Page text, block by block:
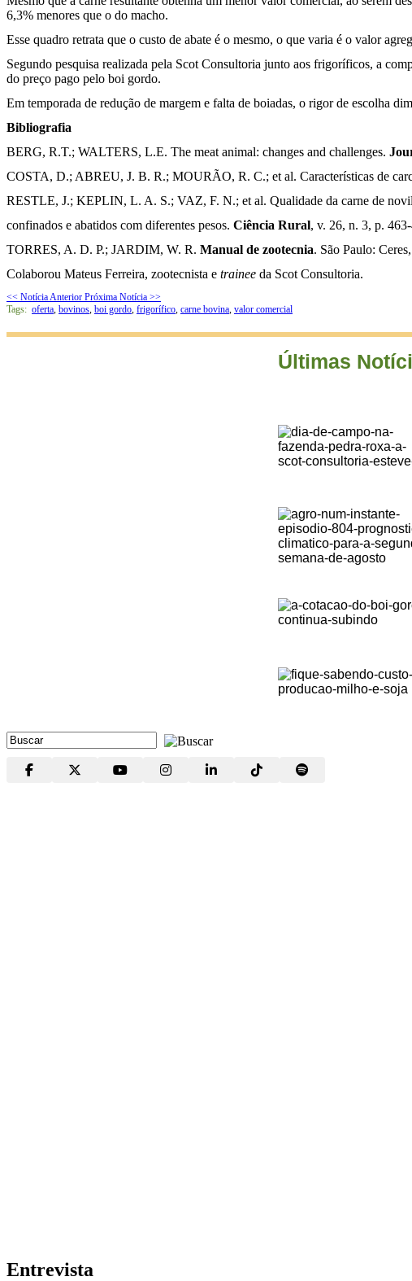
6,3% menores que o do macho.
Esse quadro retrata que o custo de abate é o mesmo, o que varia é o valor
Segundo pesquisa realizada pela Scot Consultoria junto aos frigoríficos, a
do preço pago pelo boi gordo.
Em temporada de redução de margem e falta de boiadas, o rigor de escolha
Bibliografia
BERG, R.T.; WALTERS, L.E. The meat animal: changes and challenges.
COSTA, D.; ABREU, J. B. R.; MOURÃO, R. C.; et al. Características de
RESTLE, J.; KEPLIN, L. A. S.; VAZ, F. N.; et al. Qualidade da carne de
confinados e abatidos com diferentes pesos. Ciência Rural, v. 26, n. 3, p.
TORRES, A. D. P.; JARDIM, W. R. Manual de zootecnia. São Paulo:
Colaborou Mateus Ferreira, zootecnista e trainee da Scot Consultoria.
<< Notícia Anterior Próxima Notícia >>
Tags: oferta, bovinos, boi gordo, frigorífico, carne bovina, valor comercial
Últimas
Entrevista